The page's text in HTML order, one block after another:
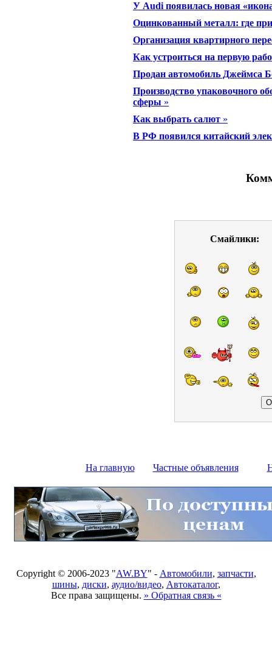
У Audi появилась новая
Оцинкованный металл: где
Организация квартирного
Как устроиться на первую
Продан автомобиль Джеймса
Производство упаковочного
сферы »
Как выбрать салют »
В РФ появился китайский
Смайлики:
На главную Частные объявления
Copyright © 2006-2023 "AW.BY" - Автомобили, запчасти,
шины, диски, аудио/видео, Автокаталог,
Все права защищены. » Обратная связь «